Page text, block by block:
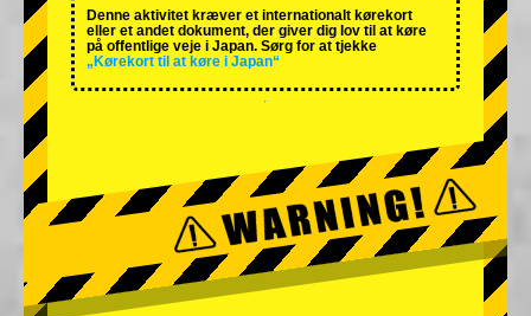
Denne aktivitet kræver et internationalt kørekort
eller et andet dokument, der giver dig lov til at køre
på offentlige veje i Japan. Sørg for at tjekke
„Kørekort til at køre i Japan“